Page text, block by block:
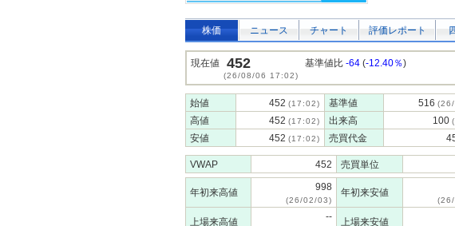
株価 ニュース チャート 評価レポート
現在値 452
(26/08/06 17:02)
基準値比 -64 (-12.40％)
始値 452 (17:02) 基準値 516
高値 452 (17:02) 出来高 100
安値 452 (17:02) 売買代金
VWAP 452 売買単位
年初来高値 998
(26/02/03)
年初来安値
上場来高値 -- 上場来安値